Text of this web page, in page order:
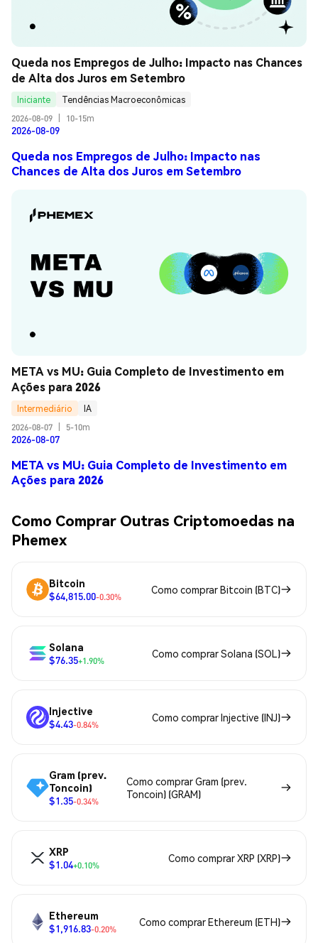
Queda nos Empregos de Julho: Impacto nas Chances
de Alta dos Juros em Setembro
Iniciante
Tendências Macroeconômicas
2026-08-09
10-15m
2026-08-09
Queda nos Empregos de Julho: Impacto nas
Chances de Alta dos Juros em Setembro
META vs MU: Guia Completo de Investimento em
Ações para 2026
Intermediário
IA
2026-08-07
5-10m
2026-08-07
META vs MU: Guia Completo de Investimento em
Ações para 2026
Como Comprar Outras Criptomoedas na
Phemex
Bitcoin
$64,815.00-0.30%
Como comprar Bitcoin (BTC)
Solana
$76.35+1.90%
Como comprar Solana (SOL)
Injective
$4.43-0.84%
Como comprar Injective (INJ)
Gram (prev.
Toncoin)
$1.35-0.34%
Como comprar Gram (prev.
Toncoin) (GRAM)
XRP
$1.04+0.10%
Como comprar XRP (XRP)
Ethereum
$1,916.83-0.20%
Como comprar Ethereum (ETH)